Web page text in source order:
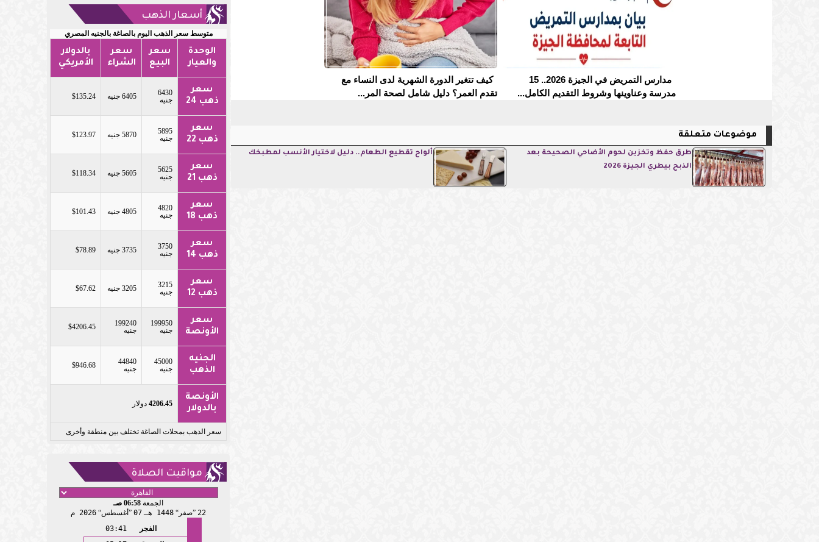
مدارس التمريض في الجيزة 2026.. 15
مدرسة وعناوينها وشروط التقديم الكامل...
كيف تتغير الدورة الشهرية لدى النساء مع
تقدم العمر؟ دليل شامل لصحة المر...
موضوعات متعلقة
طرق حفظ وتخزين لحوم الأضاحي الصحيحة بعد
الذبح بيطري الجيزة 2026
ألواح تقطيع الطعام.. دليل لاختيار الأنسب لمطبخك
أسعار الذهب
متوسط سعر الذهب اليوم بالصاغة بالجنيه المصري
الوحدة
والعيار
سعر
البيع
سعر
الشراء
بالدولار
الأمريكي
سعر
ذهب 24
6430
جنيه
6405 جنيه $135.24
سعر
ذهب 22
5895
جنيه
5870 جنيه $123.97
سعر
ذهب 21
5625
جنيه
5605 جنيه $118.34
سعر
ذهب 18
4820
جنيه
4805 جنيه $101.43
سعر
ذهب 14
3750
جنيه
3735 جنيه $78.89
سعر
ذهب 12
3215
جنيه
3205 جنيه $67.62
سعر
الأونصة
199950
جنيه
199240
جنيه
$4206.45
الجنيه
الذهب
45000
جنيه
44840
جنيه
$946.68
الأونصة
بالدولار
4206.45 دولار
سعر الذهب بمحلات الصاغة تختلف بين منطقة وأخرى
مواقيت الصلاة
الجمعة 06:58 صـ
22 صفر 1448 هـ 07 أغسطس 2026 م
الفجر
03:41